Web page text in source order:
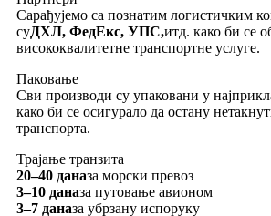
Сарађујемо са познатим логистичким
суДХЛ, ФедЕкс, УПС,итд. како би се
висококвалитетне транспортне услуге.
Паковање
Сви производи су упаковани у
како би се осигурало да остану
транспорта.
Трајање транзита
20–40 даназа морски превоз
3–10 даназа путовање авионом
3–7 даназа убрзану испоруку